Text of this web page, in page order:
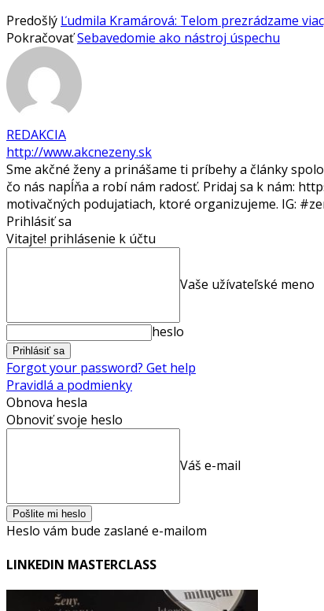
Predošlý Ľudmila Kramárová: Telom prezrádzame
PokračovaťSebavedomie ako nástroj úspechu
REDAKCIA
http://www.akcnezeny.sk
Sme akčné ženy a prinášame ti príbehy a články
čo nás napĺňa a robí nám radosť. Pridaj sa k nám:
motivačných podujatiach, ktoré organizujeme. IG:
Prihlásiť sa
Vitajte! prihlásenie k účtu
Vaše užívateľské meno
heslo
Forgot your password? Get help
Pravidlá a podmienky
Obnova hesla
Obnoviť svoje heslo
Váš e-mail
Heslo vám bude zaslané e-mailom
LINKEDIN MASTERCLASS